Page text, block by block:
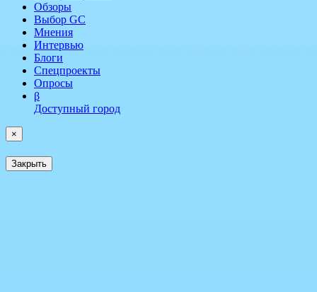
Обзоры
Выбор GC
Мнения
Интервью
Блоги
Спецпроекты
Опросы
β
Доступный город
×
Закрыть